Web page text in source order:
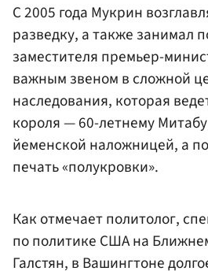
С 2005 года Мукрин
разведку, а также занимал
заместителя премьер-
важным звеном в сложной
наследования, которая
короля — 60-летнему
йеменской наложницей, а
печать «полукровки».
Как отмечает политолог,
по политике США на
Галстян, в Вашингтоне